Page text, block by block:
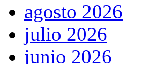
agosto 2026
julio 2026
junio 2026